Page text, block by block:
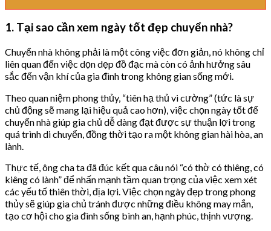
1. Tại sao cần xem ngày tốt đẹp chuyển nhà?
Chuyển nhà không phải là một công việc đơn giản, nó không chỉ
liên quan đến việc dọn dẹp đồ đạc mà còn có ảnh hưởng sâu
sắc đến vận khí của gia đình trong không gian sống mới.
Theo quan niệm phong thủy, “tiên hạ thủ vi cường” (tức là sự
chủ động sẽ mang lại hiệu quả cao hơn), việc chọn ngày tốt để
chuyển nhà giúp gia chủ dễ dàng đạt được sự thuận lợi trong
quá trình di chuyển, đồng thời tạo ra một không gian hài hòa, an
lành.
Thực tế, ông cha ta đã đúc kết qua câu nói “có thờ có thiêng, có
kiêng có lành” để nhấn mạnh tầm quan trọng của việc xem xét
các yếu tố thiên thời, địa lợi. Việc chọn ngày đẹp trong phong
thủy sẽ giúp gia chủ tránh được những điều không may mắn,
tạo cơ hội cho gia đình sống bình an, hạnh phúc, thịnh vượng.